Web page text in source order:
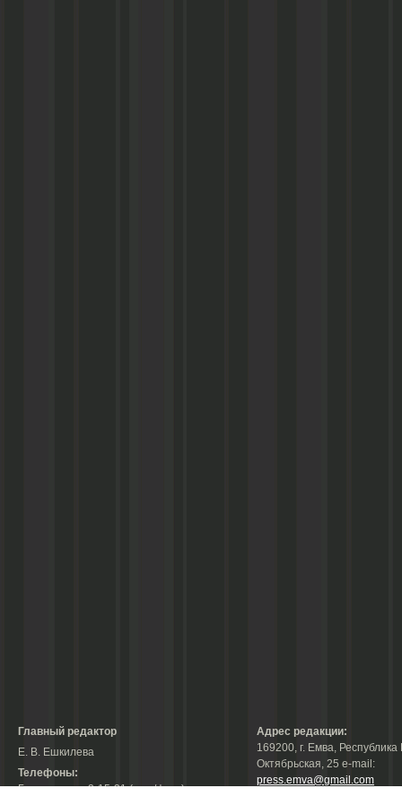
Главный редактор
Е. В. Ешкилева
Телефоны:
Гл. редактор: 2-15-31 (тел./факс);
Адрес редакции:
169200, г. Емва, Республика
Октябрьская, 25 е-mail:
press.emva@gmail.com